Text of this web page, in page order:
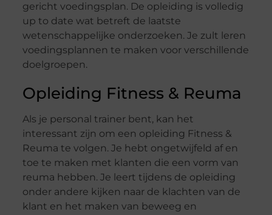
gericht voedingsplan. De opleiding is volledig
up to date wat betreft de laatste
wetenschappelijke onderzoeken. Je zult leren
voedingsplannen te maken voor verschillende
doelgroepen.
Opleiding Fitness & Reuma
Als je personal trainer bent, kan het
interessant zijn om een opleiding Fitness &
Reuma te volgen. Je hebt ongetwijfeld af en
toe te maken met klanten die een vorm van
reuma hebben. Je leert tijdens de opleiding
onder andere kijken naar de klachten van de
klant en het maken van beweeg en